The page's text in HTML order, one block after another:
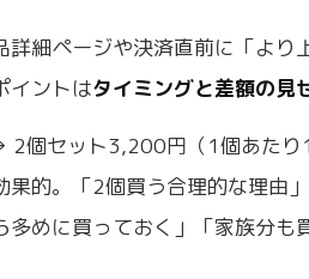
詳細ページや決済直前に「よ
イントはタイミングと差額の見
2個セット3,200円（1個あた
果的。「2個買う合理的な理由
多めに買っておく」「家族分も